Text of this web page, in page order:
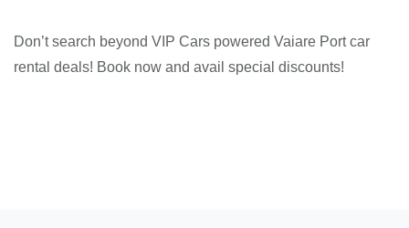
Don’t search beyond VIP Cars powered Vaiare Port car
rental deals! Book now and avail special discounts!